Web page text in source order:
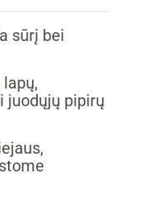
sūrį bei
juodųjų pipirų